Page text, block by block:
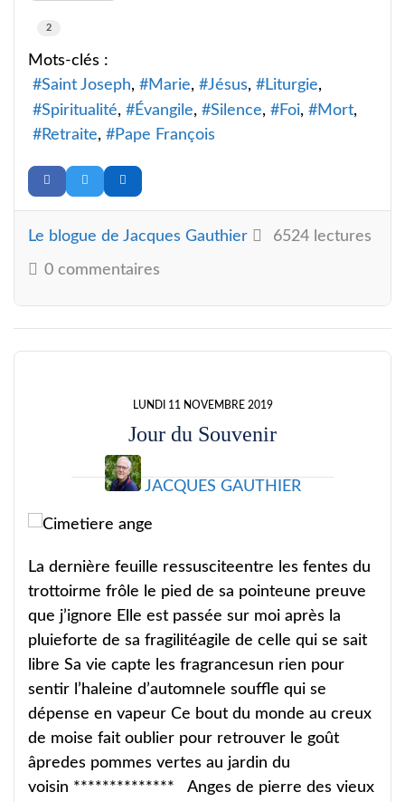
2
Mots-clés :
Saint Joseph
Marie Jésus
Liturgie
Spiritualité
Évangile Silence Foi
Mort
Retraite
Pape François
Le blogue de Jacques Gauthier 6524 lectures
0 commentaires
LUNDI 11 NOVEMBRE 2019
Jour du Souvenir
JACQUES GAUTHIER
La dernière feuille ressusciteentre les fentes du
trottoirme frôle le pied de sa pointeune preuve
que j’ignore Elle est passée sur moi après la
pluieforte de sa fragilitéagile de celle qui se sait
libre Sa vie capte les fragrancesun rien pour
sentir l’haleine d’automnele souffle qui se
dépense en vapeur Ce bout du monde au creux
de moise fait oublier pour retrouver le goût
âpredes pommes vertes au jardin du
voisin ************** Anges de pierre des vieux